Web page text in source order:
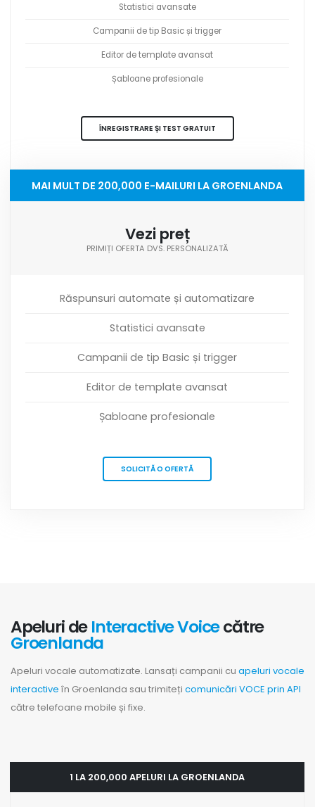
Statistici avansate
Campanii de tip Basic și trigger
Editor de template avansat
Șabloane profesionale
ÎNREGISTRARE ȘI TEST GRATUIT
MAI MULT DE 200,000 E-MAILURI LA GROENLANDA
Vezi preț
PRIMIȚI OFERTA DVS. PERSONALIZATĂ
Răspunsuri automate și automatizare
Statistici avansate
Campanii de tip Basic și trigger
Editor de template avansat
Șabloane profesionale
SOLICITĂ O OFERTĂ
Apeluri deInteractive Voicecătre
Groenlanda
Apeluri vocale automatizate. Lansați campanii cu apeluri vocale
interactive în Groenlanda sau trimiteți comunicări VOCE prin API
către telefoane mobile și fixe.
1 LA 200,000 APELURI LA GROENLANDA